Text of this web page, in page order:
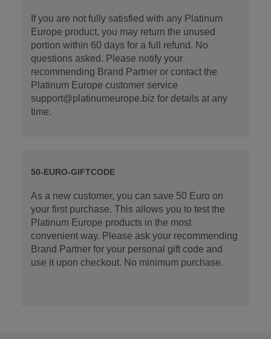
If you are not fully satisfied with any Platinum
Europe product, you may return the unused
portion within 60 days for a full refund. No
questions asked. Please notify your
recommending Brand Partner or contact the
Platinum Europe customer service
support@platinumeurope.biz for details at any
time.
50-EURO-GIFTCODE
As a new customer, you can save 50 Euro on
your first purchase. This allows you to test the
Platinum Europe products in the most
convenient way. Please ask your recommending
Brand Partner for your personal gift code and
use it upon checkout. No minimum purchase.